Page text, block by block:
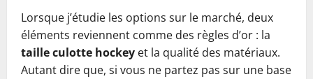
Lorsque j’étudie les options sur le marché, deux
éléments reviennent comme des règles d’or : la
taille culotte hockey et la qualité des matériaux.
Autant dire que, si vous ne partez pas sur une base